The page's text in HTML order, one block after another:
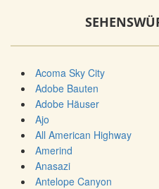
Acoma Sky City
Adobe Bauten
Adobe Häuser
Ajo
All American Highway
Amerind
Anasazi
Antelope Canyon